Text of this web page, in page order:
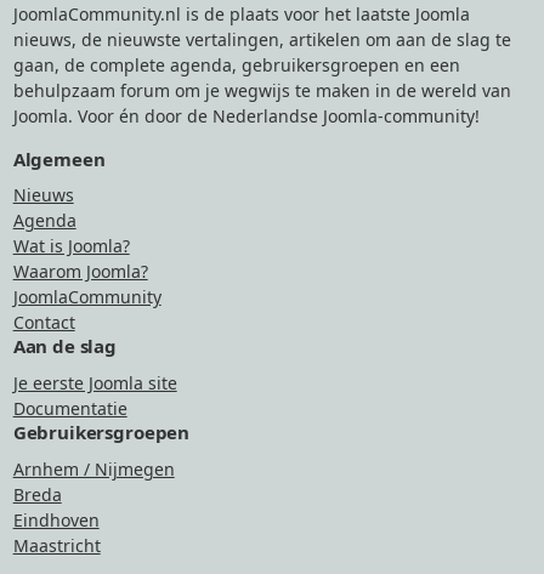
JoomlaCommunity.nl is de plaats voor het laatste Joomla
nieuws, de nieuwste vertalingen, artikelen om aan de slag te
gaan, de complete agenda, gebruikersgroepen en een
behulpzaam forum om je wegwijs te maken in de wereld van
Joomla. Voor én door de Nederlandse Joomla-community!
Algemeen
Nieuws
Agenda
Wat is Joomla?
Waarom Joomla?
JoomlaCommunity
Contact
Aan de slag
Je eerste Joomla site
Documentatie
Gebruikersgroepen
Arnhem / Nijmegen
Breda
Eindhoven
Maastricht